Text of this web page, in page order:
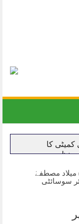
کا
کی منظوری دیدی
نشان حیدر کی 68 ویں برسی،
عارف
پر جامعۃ المصطفیٰ
مصطفےٰ
سوسائٹی